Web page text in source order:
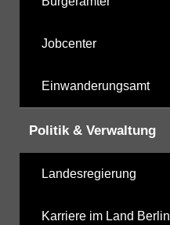
Jobcenter
Einwanderungsamt
Politik & Verwaltung
Landesregierung
Karriere im Land Berlin